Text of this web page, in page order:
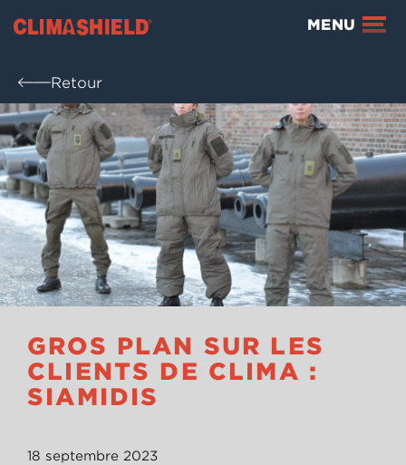
Climashield® MENU
Retour
GROS PLAN SUR LES
CLIENTS DE CLIMA :
SIAMIDIS
18 septembre 2023